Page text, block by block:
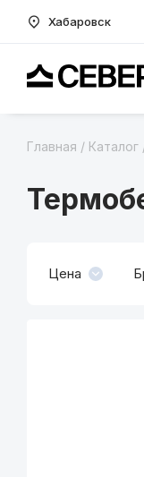
Хабаровск
Вернуться на
Главная / Каталог
Цена